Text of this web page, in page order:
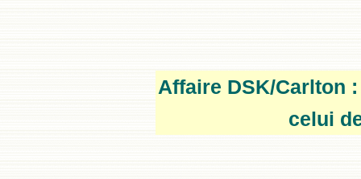
Affaire DSK/Carlton
celui